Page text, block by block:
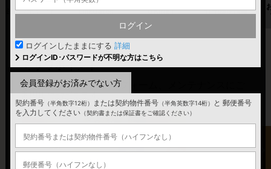
ミサワポイント LinkGates GAINET 住宅履歴情報
ミサワポイント
Webショッピングやリフォーム、メンテナンスにご
利用いただけます。
ログイン
ログインしたままにする 詳細
ログインID･パスワードが不明な方はこちら
会員登録がお済みでない方
契約番号（半角数字12桁） または契約物件番号（半角英数字14桁） と 郵便番号
を入力してください（契約書または保証書をご確認ください）